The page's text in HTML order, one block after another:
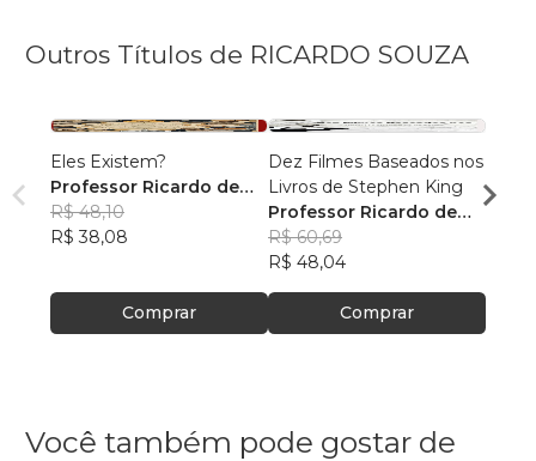
Outros Títulos de RICARDO SOUZA
Eles Existem?
Professor Ricardo de
Souza
R$ 48,10
R$ 38,08
Comprar
Dez Filmes Baseados nos
Livros de Stephen King
Professor Ricardo de
Souza
R$ 60,69
R$ 48,04
Comprar
R$
Você também pode gostar de